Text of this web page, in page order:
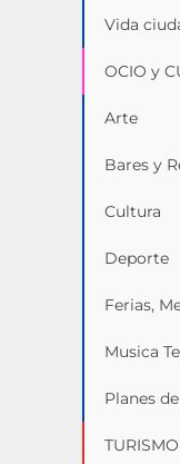
Vida
OCIO y
Arte
Bares y
Cultura
Deporte
Ferias,
Musica
Planes